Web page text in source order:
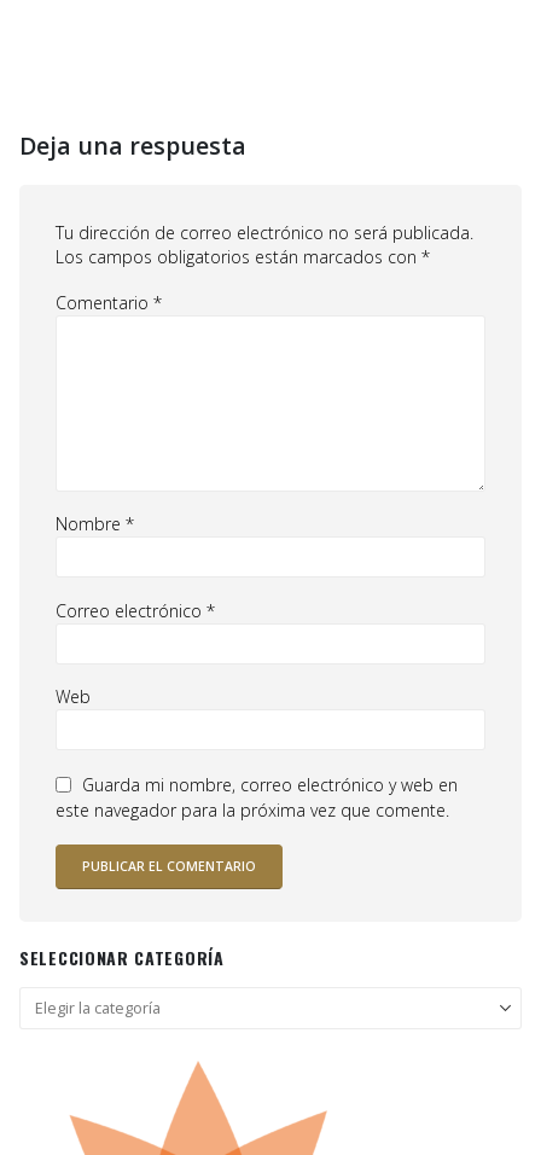
Deja una respuesta
Tu dirección de correo electrónico no será publicada.
Los campos obligatorios están marcados con *
Comentario *
Nombre *
Correo electrónico *
Web
Guarda mi nombre, correo electrónico y web en
este navegador para la próxima vez que comente.
SELECCIONAR CATEGORÍA
Seleccionar
categoría